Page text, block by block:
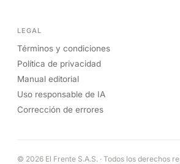
LEGAL
Términos y condiciones
Política de privacidad
Manual editorial
Uso responsable de IA
Corrección de errores
© 2026 El Frente S.A.S. · Todos los derechos